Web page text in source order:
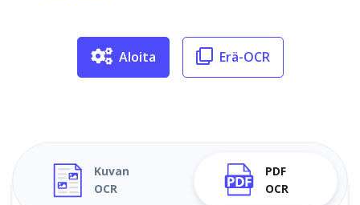
Aloita Erä-OCR
Kuvan
OCR
PDF
OCR